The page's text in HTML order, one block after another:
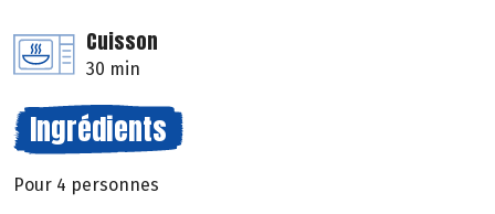
Cuisson
30 min
Ingrédients
Pour 4 personnes